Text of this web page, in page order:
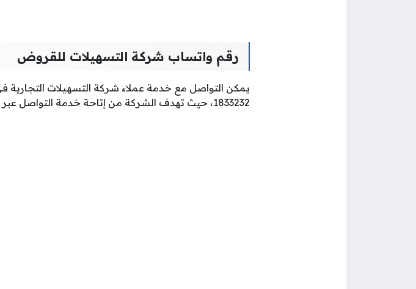
رقم واتساب شركة التسهيلات للقروض
يمكن التواصل مع خدمة عملاء شركة التسهيلات التجارية
1833232، حيث تهدف الشركة من إتاحة خدمة التواصل عبر تطبيق الواتساب إلى جعل خدمة العملاء أسهل وأسرع.